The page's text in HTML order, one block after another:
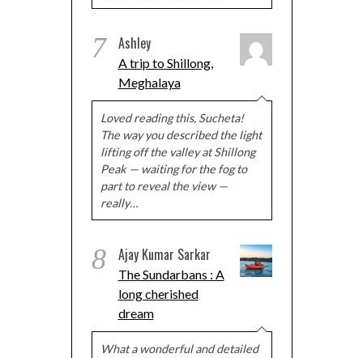
7 Ashley
A trip to Shillong,
Meghalaya
Loved reading this, Sucheta!
The way you described the light
lifting off the valley at Shillong
Peak — waiting for the fog to
part to reveal the view —
really…
8 Ajay Kumar Sarkar
The Sundarbans : A
long cherished
dream
What a wonderful and detailed